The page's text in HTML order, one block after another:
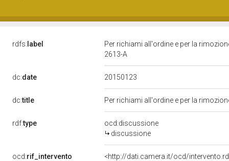
rdfs: label
Per richiami all'ordine e per la
2613-A
dc:date 20150123
dc:title Per richiami all'ordine e per la
rdf:type
ocd:discussione
discussione
ocd:rif_intervento
<http://dati.camera.it/ocd/